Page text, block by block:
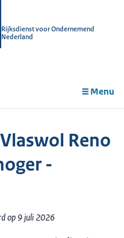
Rijksdienst voor Ondernemend
Nederland
Menu
Reno
-
op 9 juli 2026